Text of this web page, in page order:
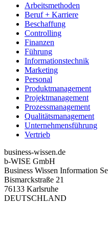
Arbeitsmethoden
Beruf + Karriere
Beschaffung
Controlling
Finanzen
Führung
Informationstechnik
Marketing
Personal
Produktmanagement
Projektmanagement
Prozessmanagement
Qualitätsmanagement
Unternehmensführung
Vertrieb
business-wissen.de
b-WISE GmbH
Business Wissen Information
Bismarckstraße 21
76133 Karlsruhe
DEUTSCHLAND